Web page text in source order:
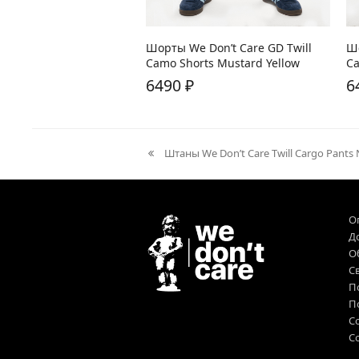
В наличии: S
Шорты We Don’t Care GD Twill
Camo Shorts Mustard Yellow
6490₽
previous
post:
Штаны We Don’t Care Twill Cargo Pants